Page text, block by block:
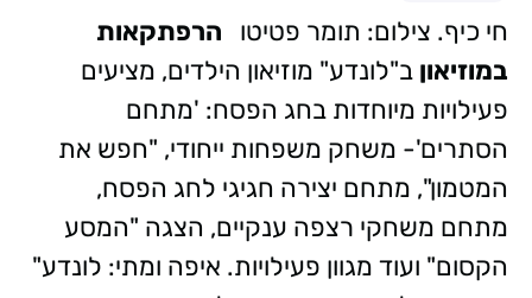
חי כיף. צילום: תומר פטיטו הרפתקאות
במוזיאון ב"לונדע" מוזיאון הילדים, מציעים
פעילויות מיוחדות בחג הפסח: 'מתחם
הסתרים'- משחק משפחות ייחודי, "חפש את
המטמון", מתחם יצירה חגיגי לחג הפסח,
מתחם משחקי רצפה ענקיים, הצגה "המסע
הקסום" ועוד מגוון פעילויות. איפה ומתי: לונדע"